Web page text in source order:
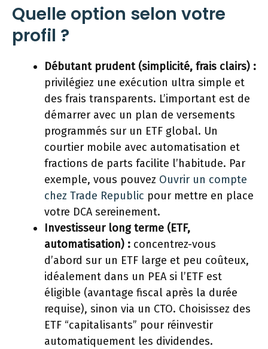
Quelle option selon votre
profil ?
Débutant prudent (simplicité, frais clairs) :
privilégiez une exécution ultra simple et
des frais transparents. L’important est de
démarrer avec un plan de versements
programmés sur un ETF global. Un
courtier mobile avec automatisation et
fractions de parts facilite l’habitude. Par
exemple, vous pouvez Ouvrir un compte
chez Trade Republic pour mettre en place
votre DCA sereinement.
Investisseur long terme (ETF,
automatisation) : concentrez-vous
d’abord sur un ETF large et peu coûteux,
idéalement dans un PEA si l’ETF est
éligible (avantage fiscal après la durée
requise), sinon via un CTO. Choisissez des
ETF “capitalisants” pour réinvestir
automatiquement les dividendes.